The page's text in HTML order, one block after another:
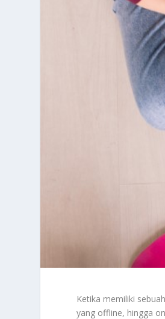
Ketika memiliki
yang offline, hingga